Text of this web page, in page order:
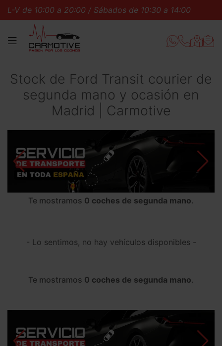
L-V de 10:00 a 20:00 / Sábados de 10:30 a 14:00
MENÚ
Stock de Ford Transit courier de
segunda mano y ocasión en
Madrid | Carmotive
Te mostramos 0 coches de segunda mano.
- Lo sentimos, no hay vehículos disponibles -
Te mostramos 0 coches de segunda mano.